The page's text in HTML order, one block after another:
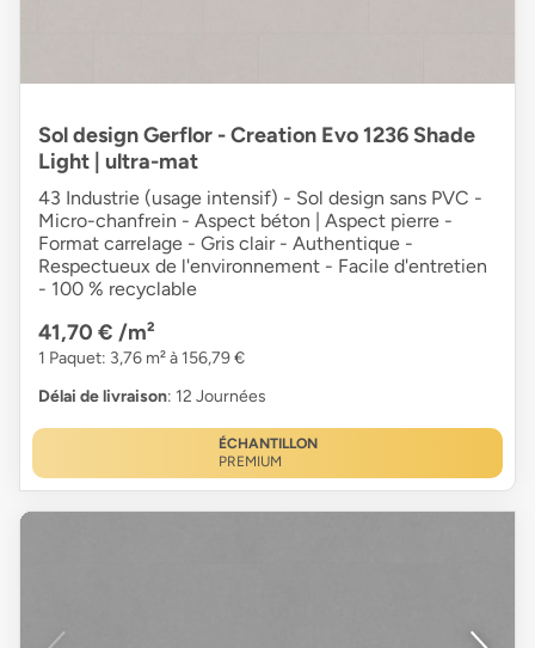
Sol design Gerflor - Creation Evo 1236 Shade
Light | ultra-mat
43 Industrie (usage intensif) - Sol design sans PVC -
Micro-chanfrein - Aspect béton | Aspect pierre -
Format carrelage - Gris clair - Authentique -
Respectueux de l'environnement - Facile d'entretien
- 100 % recyclable
41,70 € /m²
1 Paquet: 3,76 m² à 156,79 €
Délai de livraison: 12 Journées
ÉCHANTILLON
PREMIUM